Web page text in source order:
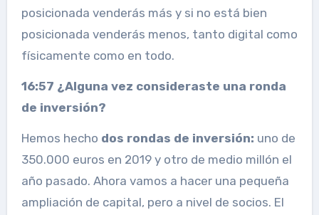
posicionada venderás más y si no está bien
posicionada venderás menos, tanto digital como
físicamente como en todo.
16:57 ¿Alguna vez consideraste una ronda
de inversión?
Hemos hecho dos rondas de inversión: uno de
350.000 euros en 2019 y otro de medio millón el
año pasado. Ahora vamos a hacer una pequeña
ampliación de capital, pero a nivel de socios. El